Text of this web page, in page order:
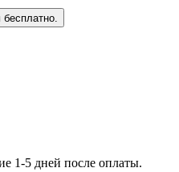
1-5 дней после оплаты.